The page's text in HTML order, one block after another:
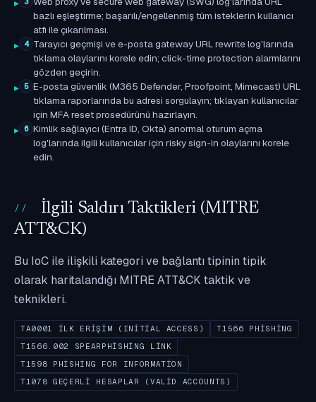
bazlı eşleştirme; başarılı/engellenmiş tüm isteklerin kullanıcı
atfı ile çıkarılması.
4 Tarayıcı geçmişi ve e-posta gateway URL rewrite log'larında
tıklama olaylarını korele edin; click-time protection alarmlarını
gözden geçirin.
5 E-posta güvenlik (M365 Defender, Proofpoint, Mimecast) URL
tıklama raporlarında bu adresi sorgulayın; tıklayan kullanıcılar
için MFA reset prosedürünü hazırlayın.
6 Kimlik sağlayıcı (Entra ID, Okta) anormal oturum açma
log'larında ilgili kullanıcılar için risky sign-in olaylarını korele
edin.
İlgili Saldırı Taktikleri (MITRE
ATT&CK)
Bu IoC ile ilişkili kategori ve bağlantı tipinin tipik
olarak haritalandığı MITRE ATT&CK taktik ve
teknikleri.
TA0001 İLK ERIŞIM (INITIAL ACCESS)
T1566 PHISHING
T1566.002 SPEARPHISHING LINK
T1598 PHISHING FOR INFORMATION
T1078 GEÇERLI HESAPLAR (VALID ACCOUNTS)